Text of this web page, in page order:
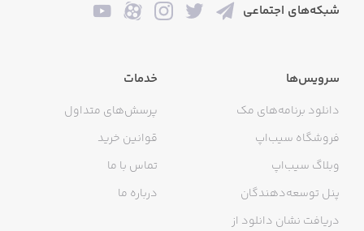
شبکه‌های اجتماعی
سرویس‌ها
دانلود برنامه‌های مک
فروشگاه سیب‌اپ
وبلاگ سیب‌اپ
پنل توسعه‌دهندگان
دریافت نشان دانلود از
خدمات
پرسش‌های متداول
قوانین خرید
تماس با ما
درباره ما